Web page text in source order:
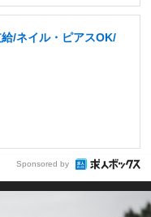
/ネイル・ピアスOK/
Sponsored by